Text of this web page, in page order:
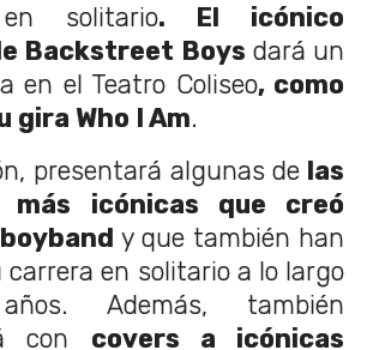
solitario. El icónico
Backstreet Boys dará un
en el Teatro Coliseo, como
gira Who I Am.
presentará algunas de las
más icónicas que creó
y que también han
carrera en solitario a lo largo
Además, también
con covers a icónicas